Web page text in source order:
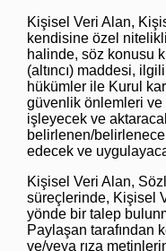
Kişisel Veri Alan,
kendisine özel
halinde, söz konusu
(altıncı) maddesi,
hükümler ile Kurul
güvenlik önlemleri
işleyecek ve
belirlenen/
edecek ve
Kişisel Veri Alan,
süreçlerinde, Kişisel
yönde bir talep
Paylaşan tarafından
ve/veya rıza